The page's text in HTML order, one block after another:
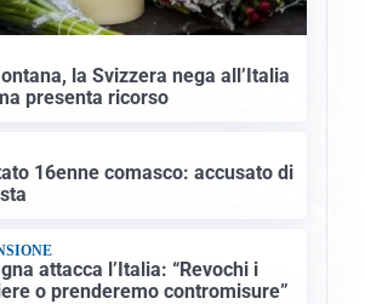
la Svizzera nega all’Italia
presenta ricorso
16enne comasco: accusato di
attacca l’Italia: “Revochi i
o prenderemo contromisure”